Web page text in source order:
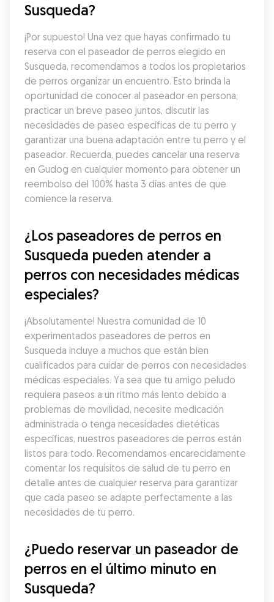
Susqueda?
¡Por supuesto! Una vez que hayas confirmado tu
reserva con el paseador de perros elegido en
Susqueda, recomendamos a todos los propietarios
de perros organizar un encuentro. Esto brinda la
oportunidad de conocer al paseador en persona,
practicar un breve paseo juntos, discutir las
necesidades de paseo específicas de tu perro y
garantizar una buena adaptación entre tu perro y el
paseador. Recuerda, puedes cancelar una reserva
en Gudog en cualquier momento para obtener un
reembolso del 100% hasta 3 días antes de que
comience la reserva.
¿Los paseadores de perros en
Susqueda pueden atender a
perros con necesidades médicas
especiales?
¡Absolutamente! Nuestra comunidad de 10
experimentados paseadores de perros en
Susqueda incluye a muchos que están bien
cualificados para cuidar de perros con necesidades
médicas especiales. Ya sea que tu amigo peludo
requiera paseos a un ritmo más lento debido a
problemas de movilidad, necesite medicación
administrada o tenga necesidades dietéticas
específicas, nuestros paseadores de perros están
listos para todo. Recomendamos encarecidamente
comentar los requisitos de salud de tu perro en
detalle antes de cualquier reserva para garantizar
que cada paseo se adapte perfectamente a las
necesidades de tu perro.
¿Puedo reservar un paseador de
perros en el último minuto en
Susqueda?